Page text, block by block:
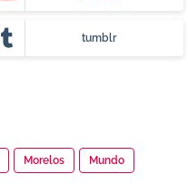
tumblr
Morelos Mundo